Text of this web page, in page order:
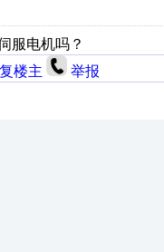
服电机吗？
楼主 举报